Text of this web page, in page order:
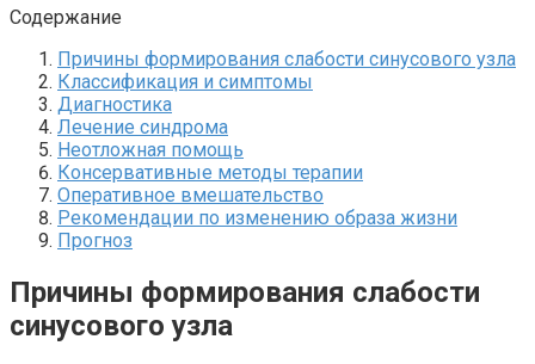
Содержание
Причины формирования слабости синусового узла
Классификация и симптомы
Диагностика
Лечение синдрома
Неотложная помощь
Консервативные методы терапии
Оперативное вмешательство
Рекомендации по изменению образа жизни
Прогноз
Причины формирования слабости
синусового узла